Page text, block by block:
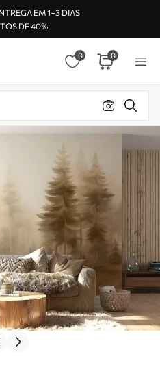
EM 1–3 DIAS
DE 40%
0 0